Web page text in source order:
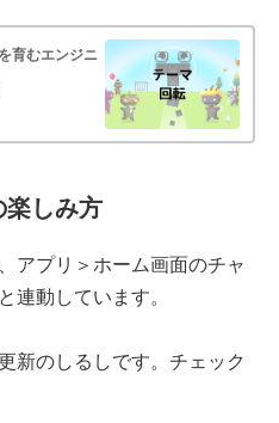
育むエンジニ
楽しみ方
アプリ＞ホーム画面のチャ
連動しています。
新のしるしです。チェック